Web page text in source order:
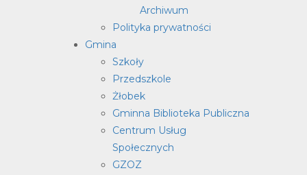
Archiwum
Polityka prywatności
Gmina
Szkoły
Przedszkole
Żłobek
Gminna Biblioteka Publiczna
Centrum Usług
Społecznych
GZOZ